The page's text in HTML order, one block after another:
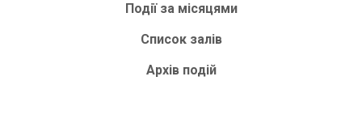
Події за місяцями
Список залів
Архів подій